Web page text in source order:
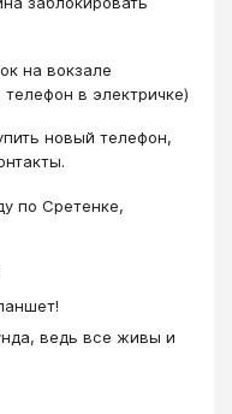
на вокзале
в электричке)
новый телефон,
по Сретенке,
ведь все живы и